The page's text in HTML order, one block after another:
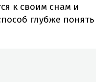
к своим снам и
глубже понять